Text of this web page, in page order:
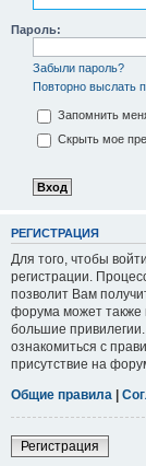
Пароль:
Забыли пароль?
Повторно выслать
Запомнить
Скрыть мое
РЕГИСТРАЦИЯ
Для того, чтобы
регистрации.
позволит Вам
форума может также
большие
ознакомиться с
присутствие на
Общие правила |
Регистрация